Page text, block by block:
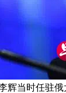
当时任驻俄